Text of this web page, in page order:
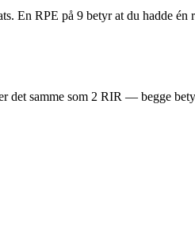
En RPE på 9 betyr at du hadde
det samme som 2 RIR — begge